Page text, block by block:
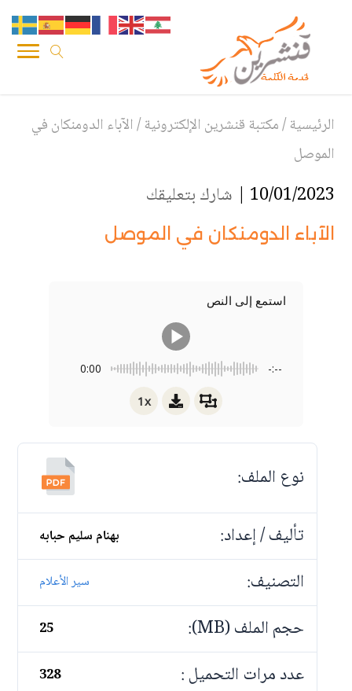
الرئيسية/مكتبة قنشرين الإلكترونية/الآباء الدومنكان في
الموصل
10/01/2023 | شارك بتعليقك
الآباء الدومنكان في الموصل
استمع إلى النص
0:00 -:--
1x
نوع الملف:
تأليف / إعداد:
بهنام سليم حبابه
التصنيف: سير الأعلام
حجم الملف (MB): 25
عدد مرات التحميل : 328